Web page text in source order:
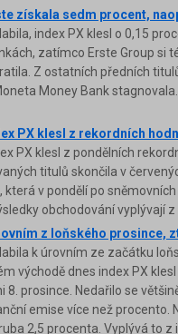
získala sedm procent,
index PX klesl o 0,15
zatímco Erste Group si
Z ostatních předních
Money Bank
PX klesl z rekordních
PX klesl z pondělních
titulů skončila v
která v pondělí po
obchodování vyplývají
z loňského prosince,
k úrovním ze začátku
východě dnes index PX
8. prosince. Nedařilo se
emise více než procento.
2,5 procenta. Vyplývá to